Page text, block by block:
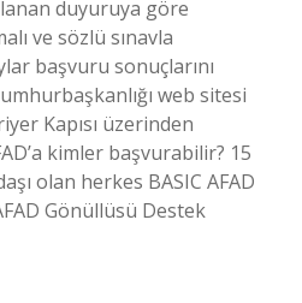
duyuruya göre
ve sözlü sınavla
başvuru sonuçlarını
web sitesi
Kapısı üzerinden
kimler başvurabilir? 15
olan herkes BASIC AFAD
Gönüllüsü Destek